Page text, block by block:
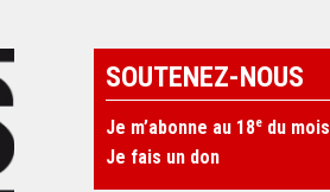
SOUTENEZ-NOUS
Je m’abonne au 18e du mois
Je fais un don